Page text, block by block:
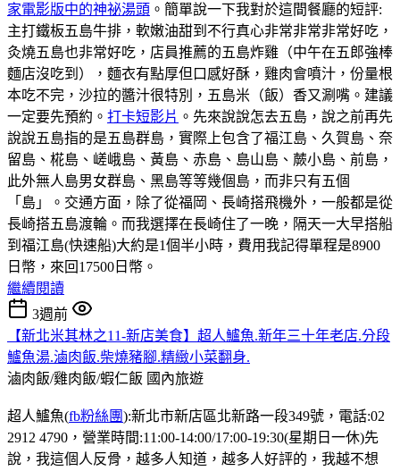
家電影版中的神祕湯頭 。簡單說一下我對於這間餐廳的短評:
主打鐵板五島牛排，軟嫩油甜到不行真心非常非常非常好吃，
灸燒五島也非常好吃，店員推薦的五島炸雞（中午在五郎強棒
麵店沒吃到），麵衣有點厚但口感好酥，雞肉會噴汁，份量根
本吃不完，沙拉的醬汁很特別，五島米（飯）香又涮嘴。建議
一定要先預約。 打卡短影片 。先來說說怎去五島，說之前再先
說說五島指的是五島群島，實際上包含了福江島、久賀島、奈
留島、椛島、嵯峨島、黃島、赤島、島山島、蕨小島、前島，
此外無人島男女群島、黑島等等幾個島，而非只有五個
「島」。交通方面，除了從福岡、長崎搭飛機外，一般都是從
長崎搭五島渡輪。而我選擇在長崎住了一晚，隔天一大早搭船
到福江島(快速船)大約是1個半小時，費用我記得單程是8900
日幣，來回17500日幣。
繼續閱讀
3週前
【新北米其林之11-新店美食】超人鱸魚.新年三十年老店.分段
鱸魚湯.滷肉飯.柴燒豬腳.精緻小菜翻身.
滷肉飯/雞肉飯/蝦仁飯 國內旅遊
超人鱸魚(fb粉絲團):新北市新店區北新路一段349號，電話:02
2912 4790，營業時間:11:00-14:00/17:00-19:30(星期日一休)先
說，我這個人反骨，越多人知道，越多人好評的，我越不想